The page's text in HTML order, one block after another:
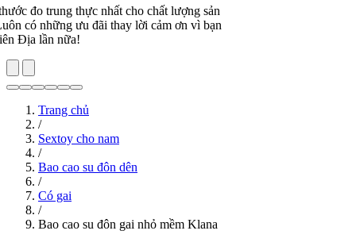
cho chất lượng sản
lời cảm ơn vì bạn
Trang chủ
/
Sextoy cho nam
/
Bao cao su đôn dên
/
Có gai
/
Bao cao su đôn gai nhỏ mềm Klana